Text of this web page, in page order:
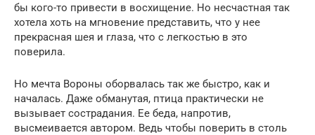
бы кого-то привести в восхищение. Но несчастная так
хотела хоть на мгновение представить, что у нее
прекрасная шея и глаза, что с легкостью в это
поверила.
Но мечта Вороны оборвалась так же быстро, как и
началась. Даже обманутая, птица практически не
вызывает сострадания. Ее беда, напротив,
высмеивается автором. Ведь чтобы поверить в столь